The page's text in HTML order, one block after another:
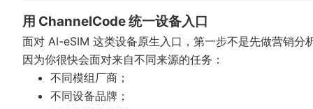
用 ChannelCode 统一设备入口
面对 AI-eSIM 这类设备原生入口，第一步不是先做营销分
因为你很快会面对来自不同来源的任务：
不同模组厂商；
不同设备品牌；